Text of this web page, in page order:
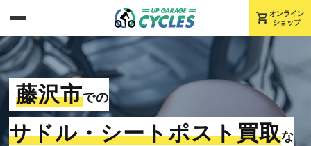
shopping_cart オンライン
ショップ
藤沢市での
サドル・シートポスト買取な